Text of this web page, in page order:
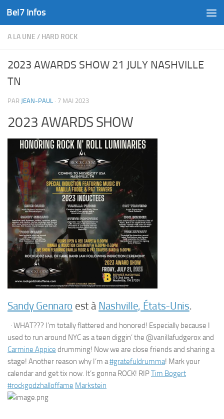
Skip to content
Bel7 Infos
A LA UNE / HARD ROCK
2023 AWARDS SHOW 21 JULY NASHVILLE
TN
PAR JEAN-PAUL · 7 MAI 2023
2023 AWARDS SHOW
Sandy Gennaro est à Nashville, États-Unis.
· WHAT??? I’m totally flattered and honored! Especially because I
used to run around NYC as a teen diggin’ the @vanillafudgerox and
Carmine Appice drumming! Now we are close friends and sharing a
stage! Another reason why I’m a#gratefuldrumma! Mark your
calendar and get tix now. It’s gonna ROCK! RIPTim Bogert
#rockgodzhalloffame Markstein